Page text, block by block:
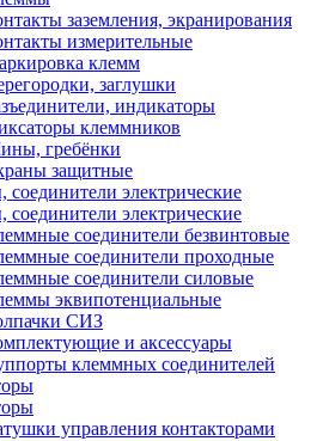
заземления, экранирования
измерительные
клемм
заглушки
индикаторы
клеммников
гребёнки
защитные
электрические
электрические
соединители безвинтовые
соединители проходные
соединители силовые
эквипотенциальные
СИЗ
и аксессуары
клеммных соединителей
управления контакторами